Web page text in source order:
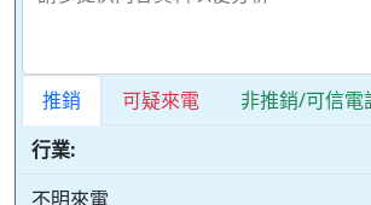
推銷 可疑來電
非推銷/可信電
行業:
不明來電